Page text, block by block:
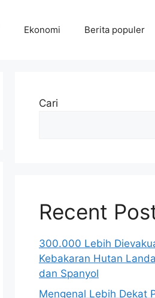
Ekonomi Berita populer
Cari
Recent
300.000 Lebih
Kebakaran Hutan
dan Spanyol
Mengenal Lebih Dekat